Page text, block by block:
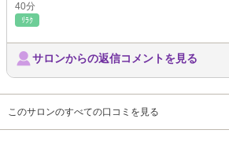
40分
ﾘﾗｸ
サロンからの返信コメントを見る
このサロンのすべての口コミを見る